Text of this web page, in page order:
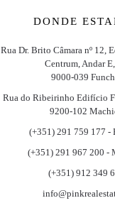
DONDE
Rua Dr. Brito Câmara nº 12,
Centrum, Andar
9000-039
Rua do Ribeirinho Edifício
9200-102
(+351) 291 759 177 -
(+351) 291 967 200 -
(+351) 912 349